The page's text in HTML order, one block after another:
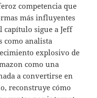
competencia que
más influyentes
capítulo sigue a Jeff
como analista
explosivo de
como una
a convertirse en
reconstruye cómo